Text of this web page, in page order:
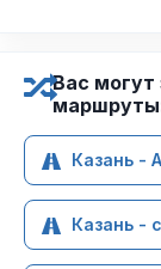
Вас
Казань -
Казань -